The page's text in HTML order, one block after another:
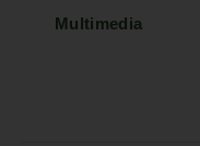
Multimedia